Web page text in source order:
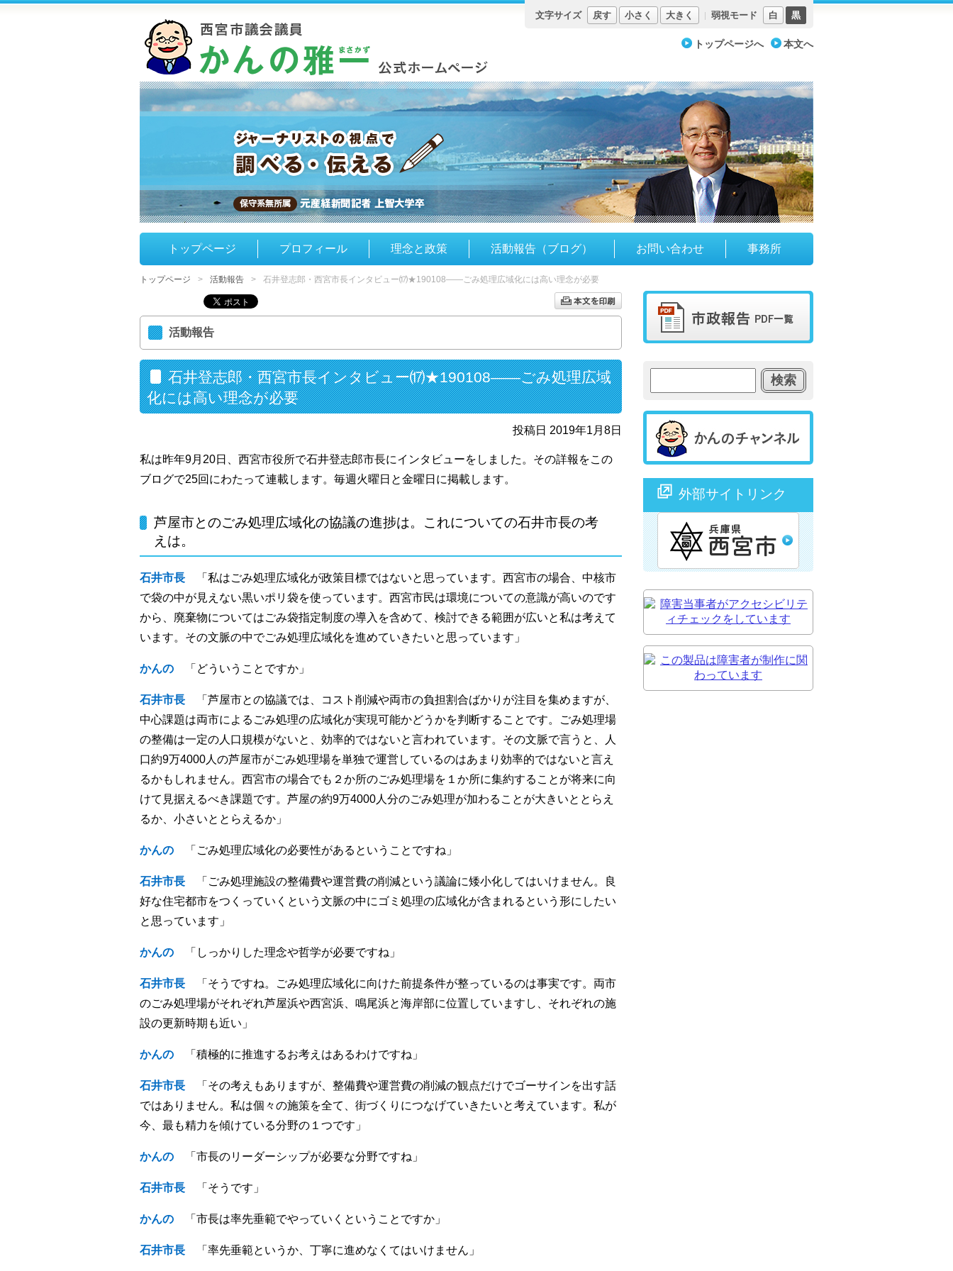
トップページへ 本文へ
文字サイズ 戻す 小さく 大きく 弱視モード 白 黒
トップページ プロフィール 理念と政策 活動報告（ブログ） お問い合わせ 事務所
トップページ 活動報告 石井登志郎・西宮市長インタビュー⒄★190108――ごみ処理広域化には高い理念が必要
活動報告
石井登志郎・西宮市長インタビュー⒄★190108――ごみ処理広域
化には高い理念が必要
投稿日 2019年1月8日
私は昨年9月20日、西宮市役所で石井登志郎市長にインタビューをしました。その詳報をこの
ブログで25回にわたって連載します。毎週火曜日と金曜日に掲載します。
芦屋市とのごみ処理広域化の協議の進捗は。これについての石井市長の考
えは。
石井市長 「私はごみ処理広域化が政策目標ではないと思っています。西宮市の場合、中核市
で袋の中が見えない黒いポリ袋を使っています。西宮市民は環境についての意識が高いのです
から、廃棄物についてはごみ袋指定制度の導入を含めて、検討できる範囲が広いと私は考えて
います。その文脈の中でごみ処理広域化を進めていきたいと思っています」
かんの 「どういうことですか」
石井市長 「芦屋市との協議では、コスト削減や両市の負担割合ばかりが注目を集めますが、
中心課題は両市によるごみ処理の広域化が実現可能かどうかを判断することです。ごみ処理場
の整備は一定の人口規模がないと、効率的ではないと言われています。その文脈で言うと、人
口約9万4000人の芦屋市がごみ処理場を単独で運営しているのはあまり効率的ではないと言え
るかもしれません。西宮市の場合でも２か所のごみ処理場を１か所に集約することが将来に向
けて見据えるべき課題です。芦屋の約9万4000人分のごみ処理が加わることが大きいととらえ
るか、小さいととらえるか」
かんの 「ごみ処理広域化の必要性があるということですね」
石井市長 「ごみ処理施設の整備費や運営費の削減という議論に矮小化してはいけません。良
好な住宅都市をつくっていくという文脈の中にゴミ処理の広域化が含まれるという形にしたい
と思っています」
かんの 「しっかりした理念や哲学が必要ですね」
石井市長 「そうですね。ごみ処理広域化に向けた前提条件が整っているのは事実です。両市
のごみ処理場がそれぞれ芦屋浜や西宮浜、鳴尾浜と海岸部に位置していますし、それぞれの施
設の更新時期も近い」
かんの 「積極的に推進するお考えはあるわけですね」
石井市長 「その考えもありますが、整備費や運営費の削減の観点だけでゴーサインを出す話
ではありません。私は個々の施策を全て、街づくりにつなげていきたいと考えています。私が
今、最も精力を傾けている分野の１つです」
かんの 「市長のリーダーシップが必要な分野ですね」
石井市長 「そうです」
かんの 「市長は率先垂範でやっていくということですか」
石井市長 「率先垂範というか、丁寧に進めなくてはいけません」
外部サイトリンク